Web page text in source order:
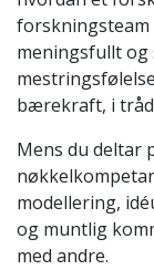
meningsfullt og
bærekraft, i tråd
Mens du deltar
modellering,
og muntlig
med andre.